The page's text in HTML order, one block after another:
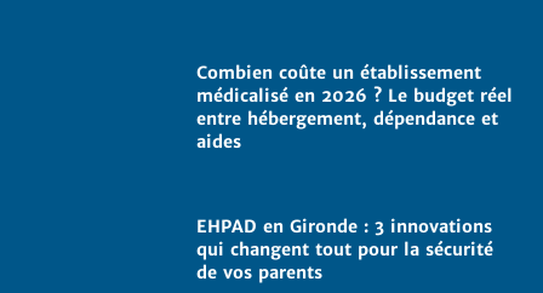
Combien coûte un établissement
médicalisé en 2026 ? Le budget réel
entre hébergement, dépendance et
aides
EHPAD en Gironde : 3 innovations
qui changent tout pour la sécurité
de vos parents